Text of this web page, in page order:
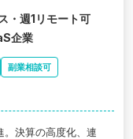
・週1リモート可
企業
副業相談可
。決算の高度化、連